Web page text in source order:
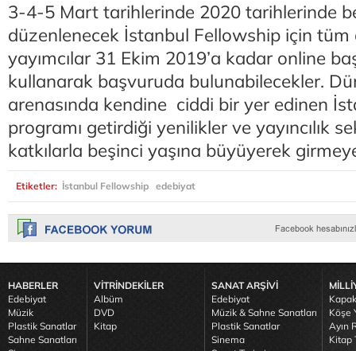
3-4-5 Mart tarihlerinde 2020 tarihlerinde
düzenlenecek İstanbul Fellowship için
yayımcılar 31 Ekim 2019’a kadar online
kullanarak başvuruda bulunabilecekler.
arenasında kendine ciddi bir yer edinen
programı getirdiği yenilikler ve yayıncılık
katkılarla beşinci yaşına büyüyerek
Etiketler: İstanbul Fellowship edebiyat
HABERLER
Edebiyat
Müzik
Plastik Sanatlar
Sahne Sanatları
VİTRİNDEKİLER
Albüm
DVD
Kitap
SANAT ARŞİVİ
Edebiyat
Müzik & Sahne Sanatları
Plastik Sanatlar
Sinema
Köşe
Ayın
Kitap